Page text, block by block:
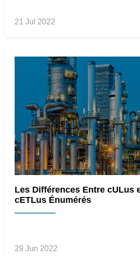
21 Jul 2022
Les Différences Entre cULus
cETLus Énumérés
29 Jun 2022